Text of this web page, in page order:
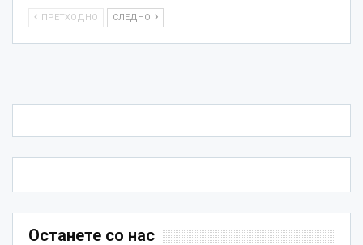
ПРЕТХОДНО СЛЕДНО
Останете со нас